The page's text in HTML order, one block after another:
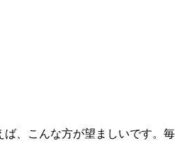
、こんな方が望ましいです。